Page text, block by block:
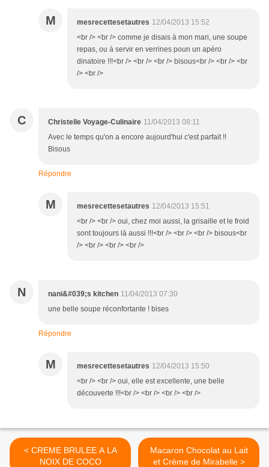
M mesrecettesetautres 12/04/2013 15:52
<br /> <br /> comme je disais à mon mari, une soupe
repas, ou à servir en verrines poun un apéro
dinatoire !!!<br /> <br /> <br /> bisous<br /> <br /> <br
/> <br />
C Christelle Voyage-Culinaire 11/04/2013 08:11
Avec le temps qu'on a encore aujourd'hui c'est parfait !!
Bisous
Répondre
M mesrecettesetautres 12/04/2013 15:51
<br /> <br /> oui, chez moi aussi, la grisaille et le froid
sont toujours là aussi !!!<br /> <br /> <br /> bisous<br
/> <br /> <br /> <br />
N nani&#039;s kitchen 11/04/2013 07:30
une belle soupe réconfortante ! bises
Répondre
M mesrecettesetautres 12/04/2013 15:50
<br /> <br /> oui, elle est excellente, une belle
découverte !!!<br /> <br /> <br /> <br />
< CREME BRULEE A LA
NOIX DE COCO
Macaron Chocolat au Lait
et Crème de Mirabelle >